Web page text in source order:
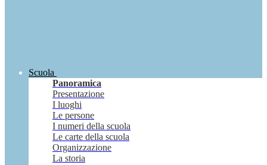
Scuola
Panoramica
Presentazione
I luoghi
Le persone
I numeri della scuola
Le carte della scuola
Organizzazione
La storia